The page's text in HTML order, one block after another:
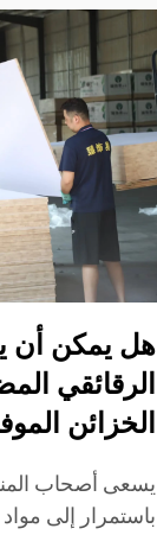
هل يمكن
الرقائقي
الخزائن
يسعى أصحاب
باستمرار إلى